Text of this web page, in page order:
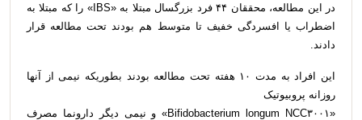
در این مطالعه، محققان ۴۴ فرد بزرگسال مبتلا به «IBS» را که مبتلا به
اضطراب یا افسردگی خفیف تا متوسط هم بودند تحت مطالعه قرار
دادند.
این افراد به مدت ۱۰ هفته تحت مطالعه بودند بطوریکه نیمی از آنها
روزانه پروبیوتیک
«Bifidobacterium longum NCC۳۰۰۱» و نیمی دیگر دارونما مصرف